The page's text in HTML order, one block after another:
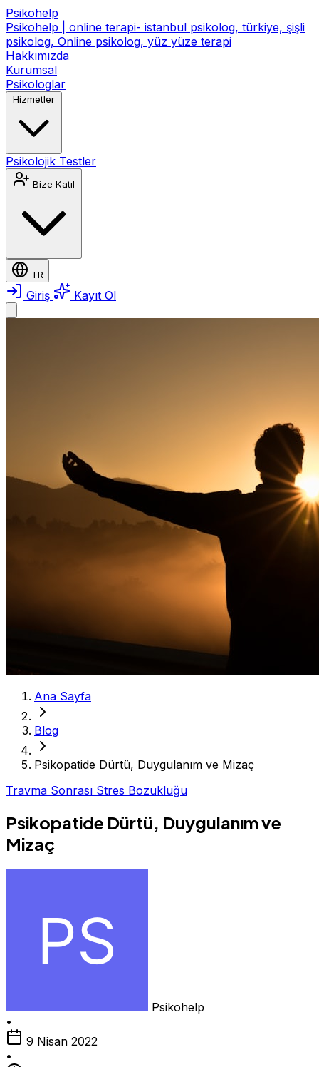
Psikohelp
Psikohelp | online terapi- istanbul psikolog, türkiye, şişli
psikolog, Online psikolog, yüz yüze terapi
Hakkımızda
Kurumsal
Psikologlar
Hizmetler
Psikolojik Testler
Bize Katıl
TR
Giriş Kayıt Ol
Ana Sayfa
Blog
Psikopatide Dürtü, Duygulanım ve Mizaç
Travma Sonrası Stres Bozukluğu
Psikopatide Dürtü, Duygulanım ve
Mizaç
Psikohelp
•
9 Nisan 2022
•